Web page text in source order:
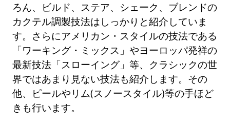
ろん、ビルド、ステア、シェーク、ブレンドの
カクテル調製技法はしっかりと紹介していま
す。さらにアメリカン・スタイルの技法である
「ワーキング・ミックス」やヨーロッパ発祥の
最新技法「スローイング」等、クラシックの世
界ではあまり見ない技法も紹介します。その
他、ピールやリム(スノースタイル)等の手ほど
きも行います。